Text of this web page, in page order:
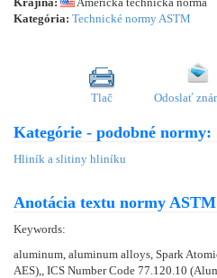
Kategória: Technické normy ASTM
Tlač Odoslať
Kategórie - podobné normy:
Hliník a slitiny hliníku
Anotácia textu normy
Keywords:
aluminum, aluminum alloys, Spark
AES),, ICS Number Code 77.120.10